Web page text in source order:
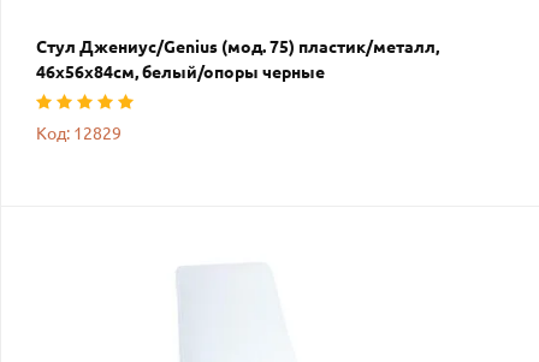
Стул Джениус/Genius (мод. 75) пластик/металл,
46x56x84cм, белый/опоры черные
Код: 12829